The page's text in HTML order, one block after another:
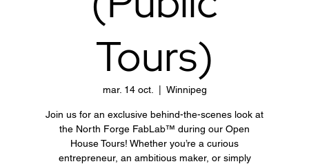
Tours)
mar. 14 oct. Winnipeg
Join us for an exclusive behind-the-scenes look at
the North Forge FabLab™ during our Open
House Tours! Whether you’re a curious
entrepreneur, an ambitious maker, or simply